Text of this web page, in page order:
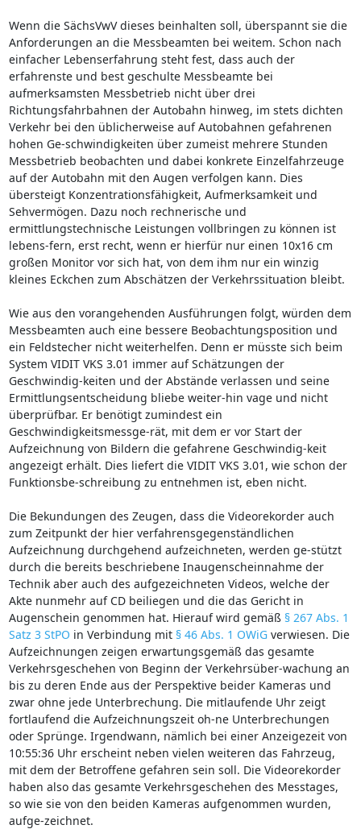
Wenn die SächsVwV dieses beinhalten soll, überspannt sie die
Anforderungen an die Messbeamten bei weitem. Schon nach
einfacher Lebenserfahrung steht fest, dass auch der
erfahrenste und best geschulte Messbeamte bei
aufmerksamsten Messbetrieb nicht über drei
Richtungsfahrbahnen der Autobahn hinweg, im stets dichten
Verkehr bei den üblicherweise auf Autobahnen gefahrenen
hohen Ge-schwindigkeiten über zumeist mehrere Stunden
Messbetrieb beobachten und dabei konkrete Einzelfahrzeuge
auf der Autobahn mit den Augen verfolgen kann. Dies
übersteigt Konzentrationsfähigkeit, Aufmerksamkeit und
Sehvermögen. Dazu noch rechnerische und
ermittlungstechnische Leistungen vollbringen zu können ist
lebens-fern, erst recht, wenn er hierfür nur einen 10x16 cm
großen Monitor vor sich hat, von dem ihm nur ein winzig
kleines Eckchen zum Abschätzen der Verkehrssituation bleibt.
Wie aus den vorangehenden Ausführungen folgt, würden dem
Messbeamten auch eine bessere Beobachtungsposition und
ein Feldstecher nicht weiterhelfen. Denn er müsste sich beim
System VIDIT VKS 3.01 immer auf Schätzungen der
Geschwindig-keiten und der Abstände verlassen und seine
Ermittlungsentscheidung bliebe weiter-hin vage und nicht
überprüfbar. Er benötigt zumindest ein
Geschwindigkeitsmessge-rät, mit dem er vor Start der
Aufzeichnung von Bildern die gefahrene Geschwindig-keit
angezeigt erhält. Dies liefert die VIDIT VKS 3.01, wie schon der
Funktionsbe-schreibung zu entnehmen ist, eben nicht.
Die Bekundungen des Zeugen, dass die Videorekorder auch
zum Zeitpunkt der hier verfahrensgegenständlichen
Aufzeichnung durchgehend aufzeichneten, werden ge-stützt
durch die bereits beschriebene Inaugenscheinnahme der
Technik aber auch des aufgezeichneten Videos, welche der
Akte nunmehr auf CD beiliegen und die das Gericht in
Augenschein genommen hat. Hierauf wird gemäß § 267 Abs. 1
Satz 3 StPO in Verbindung mit § 46 Abs. 1 OWiGverwiesen. Die
Aufzeichnungen zeigen erwartungsgemäß das gesamte
Verkehrsgeschehen von Beginn der Verkehrsüber-wachung an
bis zu deren Ende aus der Perspektive beider Kameras und
zwar ohne jede Unterbrechung. Die mitlaufende Uhr zeigt
fortlaufend die Aufzeichnungszeit oh-ne Unterbrechungen
oder Sprünge. Irgendwann, nämlich bei einer Anzeigezeit von
10:55:36 Uhr erscheint neben vielen weiteren das Fahrzeug,
mit dem der Betroffene gefahren sein soll. Die Videorekorder
haben also das gesamte Verkehrsgeschehen des Messtages,
so wie sie von den beiden Kameras aufgenommen wurden,
aufge-zeichnet.